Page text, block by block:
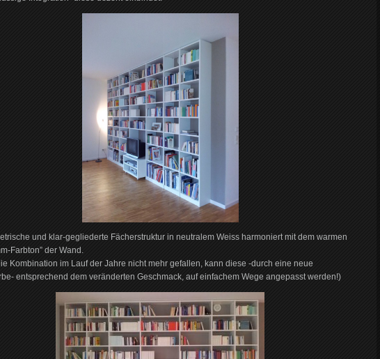
und klar-gegliederte Fächerstruktur in neutralem Weiss harmoniert mit dem warmen
Farbton” der Wand.
Kombination im Lauf der Jahre nicht mehr gefallen, kann diese -durch eine neue
entsprechend dem veränderten Geschmack, auf einfachem Wege angepasst werden!)